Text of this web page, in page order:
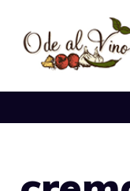
contenuto